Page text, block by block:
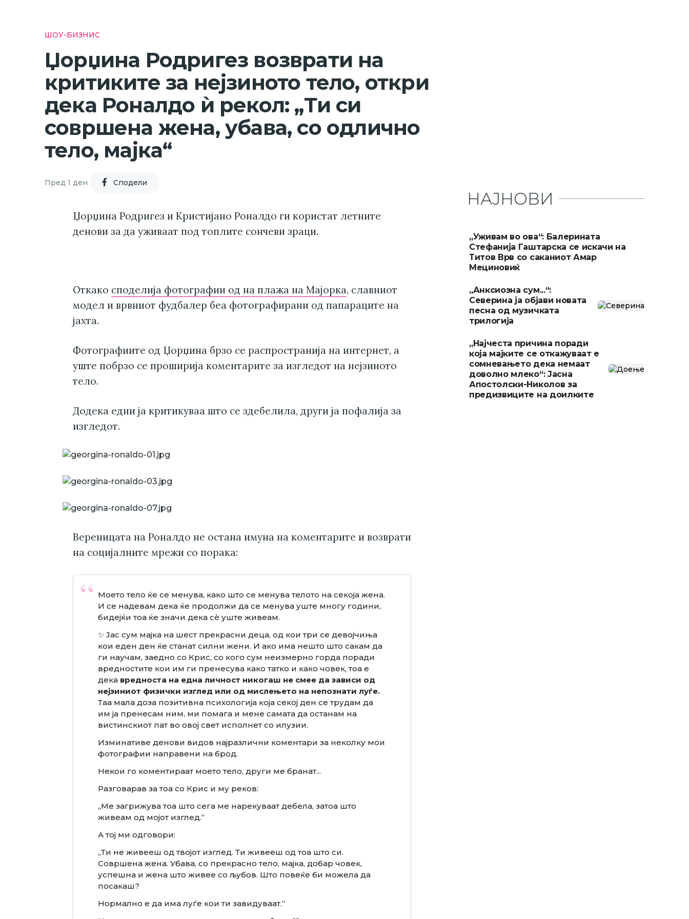
ШОУ-БИЗНИС
Џорџина Родригез возврати на
критиките за нејзиното тело, откри
дека Роналдо ѝ рекол: „Ти си
совршена жена, убава, со одлично
тело, мајка“
Пред 1 ден Cподели
Џорџина Родригез и Кристијано Роналдо ги користат летните
денови за да уживаат под топлите сончеви зраци.
Откако споделија фотографии од на плажа на Мајорка, славниот
модел и врвниот фудбалер беа фотографирани од папараците на
јахта.
Фотографиите од Џорџина брзо се распространија на интернет, а
уште побрзо се проширија коментарите за изгледот на нејзиното
тело.
Додека едни ја критикуваа што се здебелила, други ја пофалија за
изгледот.
Вереницата на Роналдо не остана имуна на коментарите и возврати
на социјалните мрежи со порака:
Моето тело ќе се менува, како што се менува телото на секоја жена.
И се надевам дека ќе продолжи да се менува уште многу години,
бидејќи тоа ќе значи дека сè уште живеам.
✨ Јас сум мајка на шест прекрасни деца, од кои три се девојчиња
кои еден ден ќе станат силни жени. И ако има нешто што сакам да
ги научам, заедно со Крис, со кого сум неизмерно горда поради
вредностите кои им ги пренесува како татко и како човек, тоа е
дека вредноста на една личност никогаш не смее да зависи од
нејзиниот физички изглед или од мислењето на непознати луѓе.
Таа мала доза позитивна психологија која секој ден се трудам да
им ја пренесам ним, ми помага и мене самата да останам на
вистинскиот пат во овој свет исполнет со илузии.
Изминативе денови видов најразлични коментари за неколку мои
фотографии направени на брод.
Некои го коментираат моето тело, други ме бранат...
Разговарав за тоа со Крис и му реков:
„Ме загрижува тоа што сега ме нарекуваат дебела, затоа што
живеам од мојот изглед.“
А тој ми одговори:
„Ти не живееш од твојот изглед. Ти живееш од тоа што си.
Совршена жена. Убава, со прекрасно тело, мајка, добар човек,
успешна и жена што живее со љубов. Што повеќе би можела да
посакаш?
Нормално е да има луѓе кои ти завидуваат.“
НАЈНОВИ
„Уживам во ова“: Балерината
Стефанија Гаштарска се искачи на
Титов Врв со саканиот Амар
Мециновиќ
„Анксиозна сум...“:
Северина ја објави новата
песна од музичката
трилогија
„Најчеста причина поради
која мајките се откажуваат е
сомневањето дека немаат
доволно млеко“: Јасна
Апостолски-Николов за
предизвиците на доилките